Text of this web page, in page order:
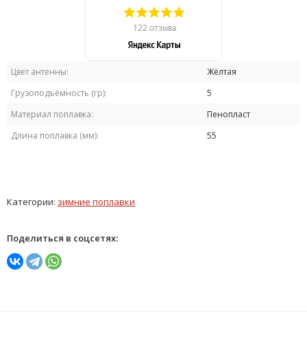
Цвет антенны:
Жёлтая
Грузоподъёмность (гр):
5
Материал поплавка:
Пенопласт
Длина поплавка (мм):
55
Категории: зимние поплавки
Поделиться в соцсетях: